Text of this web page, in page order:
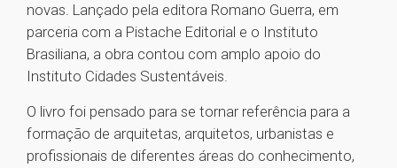
novas. Lançado pela editora Romano Guerra, em
parceria com a Pistache Editorial e o Instituto
Brasiliana, a obra contou com amplo apoio do
Instituto Cidades Sustentáveis.
O livro foi pensado para se tornar referência para a
formação de arquitetas, arquitetos, urbanistas e
profissionais de diferentes áreas do conhecimento,